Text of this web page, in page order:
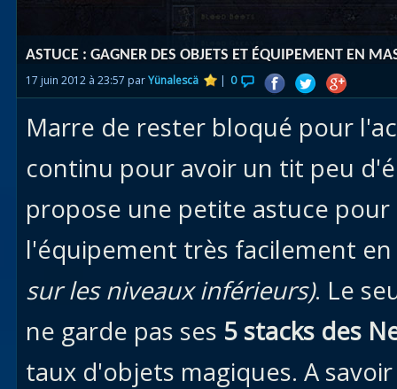
des îles
Uldum
Val
ASTUCE : GAGNER DES OBJETS ET ÉQUIPEMENT EN
17 juin 2012 à 23:57 parYünalescä | 0
Marre de rester bloqué pour
continu pour avoir un tit peu
propose une petite astuce
l'équipement très facilement
sur les niveaux inférieurs). Le
ne garde pas ses 5 stacks des
taux d'objets magiques. A